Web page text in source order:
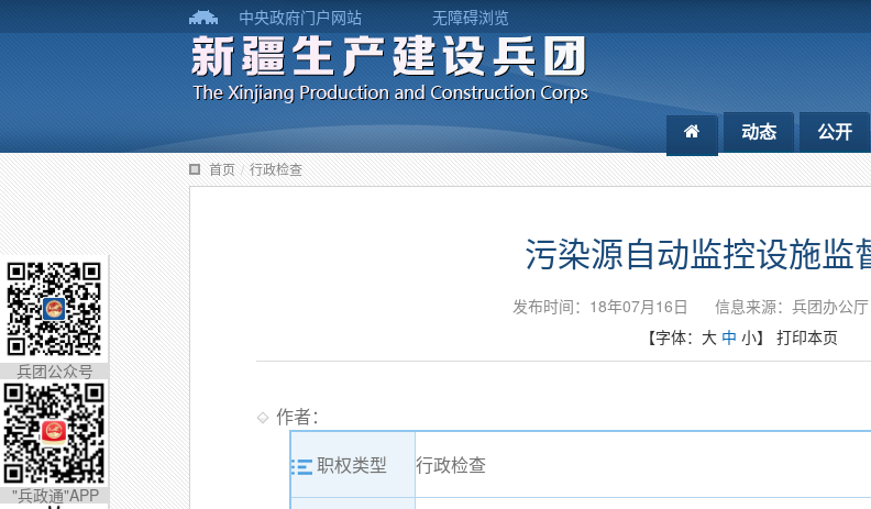
中央政府门户网站 无障碍浏览
动态 公开
首页 / 行政检查
污染源自动监控设施监
发布时间：18年07月16日 信息来源：兵团办公厅
【字体： 大 中 小】 打印本页
作者：
职权类型 行政检查
兵团公众号
"兵政通"APP